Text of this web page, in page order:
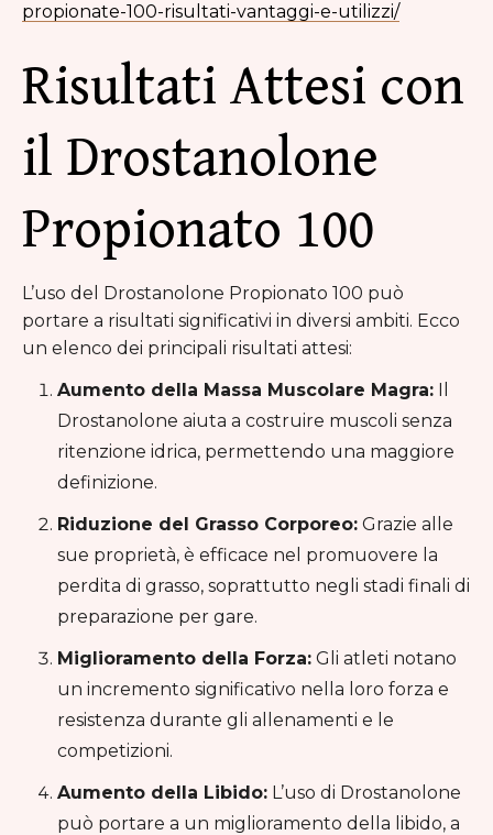
propionate-100-risultati-vantaggi-e-utilizzi/
Risultati Attesi con
il Drostanolone
Propionato 100
L’uso del Drostanolone Propionato 100 può
portare a risultati significativi in diversi ambiti. Ecco
un elenco dei principali risultati attesi:
Aumento della Massa Muscolare Magra: Il
Drostanolone aiuta a costruire muscoli senza
ritenzione idrica, permettendo una maggiore
definizione.
Riduzione del Grasso Corporeo: Grazie alle
sue proprietà, è efficace nel promuovere la
perdita di grasso, soprattutto negli stadi finali di
preparazione per gare.
Miglioramento della Forza: Gli atleti notano
un incremento significativo nella loro forza e
resistenza durante gli allenamenti e le
competizioni.
Aumento della Libido: L’uso di Drostanolone
può portare a un miglioramento della libido, a